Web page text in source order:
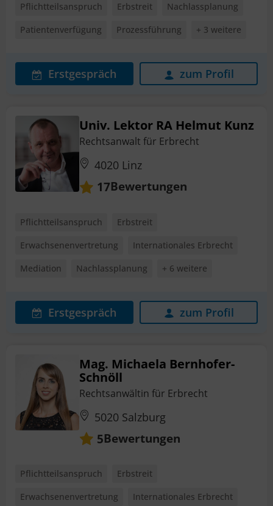
Pflichtteilsanspruch Erbstreit
Nachlassplanung
Patientenverfügung
Prozessführung + 3 weitere
Erstgespräch zum Profil
Univ. Lektor RA Helmut Kunz
Rechtsanwalt für Erbrecht
4020 Linz
17Bewertungen
Pflichtteilsanspruch
Erbstreit
Erwachsenenvertretung
Internationales Erbrecht
Mediation
Nachlassplanung + 6 weitere
Erstgespräch zum Profil
Mag. Michaela Bernhofer-
Schnöll
Rechtsanwältin für Erbrecht
5020 Salzburg
5Bewertungen
Pflichtteilsanspruch
Erbstreit
Erwachsenenvertretung
Internationales Erbrecht